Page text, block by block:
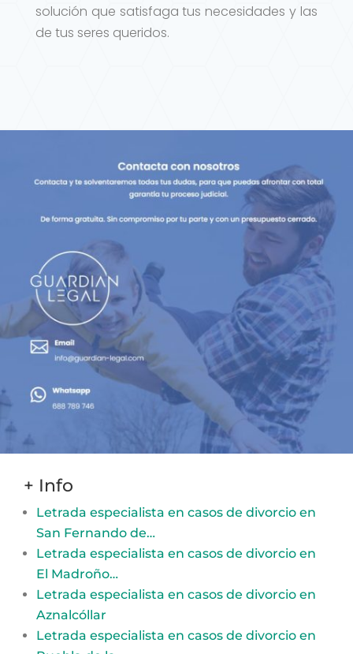
solución que satisfaga tus necesidades y las
de tus seres queridos.
+ Info
Letrada especialista en casos de divorcio en
San Fernando de…
Letrada especialista en casos de divorcio en
El Madroño…
Letrada especialista en casos de divorcio en
Aznalcóllar
Letrada especialista en casos de divorcio en